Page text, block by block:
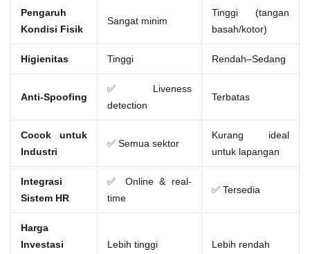
Pengaruh
Kondisi Fisik
Sangat minim
Tinggi (tangan
basah/kotor)
Higienitas Tinggi Rendah–Sedang
Anti-Spoofing
✅ Liveness
detection
Terbatas
Cocok untuk
Industri
✅ Semua sektor
Kurang ideal
untuk lapangan
Integrasi
Sistem HR
✅ Online & real-
time
✅ Tersedia
Harga
Investasi
Lebih tinggi Lebih rendah